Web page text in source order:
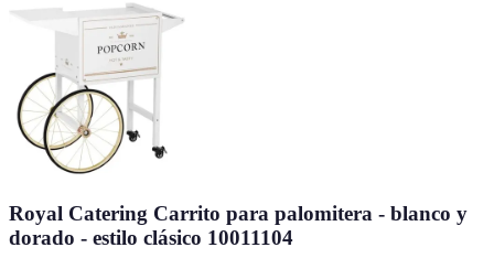
Royal Catering Carrito para palomitera - blanco y
dorado - estilo clásico 10011104